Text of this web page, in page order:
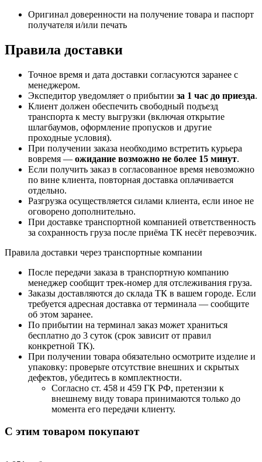
Оригинал доверенности на получение товара и паспорт
получателя и/или печать
Правила доставки
Точное время и дата доставки согласуются заранее с
менеджером.
Экспедитор уведомляет о прибытии за 1 час до приезда.
Клиент должен обеспечить свободный подъезд
транспорта к месту выгрузки (включая открытие
шлагбаумов, оформление пропусков и другие
проходные условия).
При получении заказа необходимо встретить курьера
вовремя — ожидание возможно не более 15 минут.
Если получить заказ в согласованное время невозможно
по вине клиента, повторная доставка оплачивается
отдельно.
Разгрузка осуществляется силами клиента, если иное не
оговорено дополнительно.
При доставке транспортной компанией ответственность
за сохранность груза после приёма ТК несёт перевозчик.
Правила доставки через транспортные компании
После передачи заказа в транспортную компанию
менеджер сообщит трек-номер для отслеживания груза.
Заказы доставляются до склада ТК в вашем городе. Если
требуется адресная доставка от терминала — сообщите
об этом заранее.
По прибытии на терминал заказ может храниться
бесплатно до 3 суток (срок зависит от правил
конкретной ТК).
При получении товара обязательно осмотрите изделие и
упаковку: проверьте отсутствие внешних и скрытых
дефектов, убедитесь в комплектности.
Согласно ст. 458 и 459 ГК РФ, претензии к
внешнему виду товара принимаются только до
момента его передачи клиенту.
С этим товаром покупают